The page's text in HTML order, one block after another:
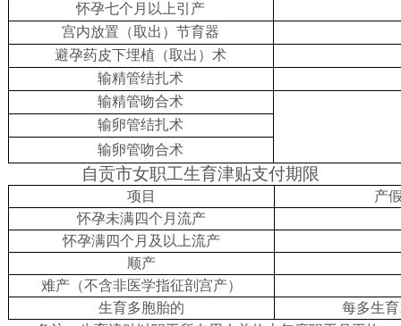
怀孕七个月以上引产
宫内放置（取出）节育器
避孕药皮下埋植（取出）术
输精管结扎术
输精管吻合术
输卵管结扎术
输卵管吻合术
自贡市女职工生育津贴支付期限
项目
产
怀孕未满四个月流产
怀孕满四个月及以上流产
顺产
难产（不含非医学指征剖宫产）
生育多胞胎的
每多生育